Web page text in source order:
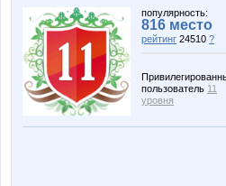
популярность:
816 место
рейтинг 24510 ?
пользователь 11
уровня